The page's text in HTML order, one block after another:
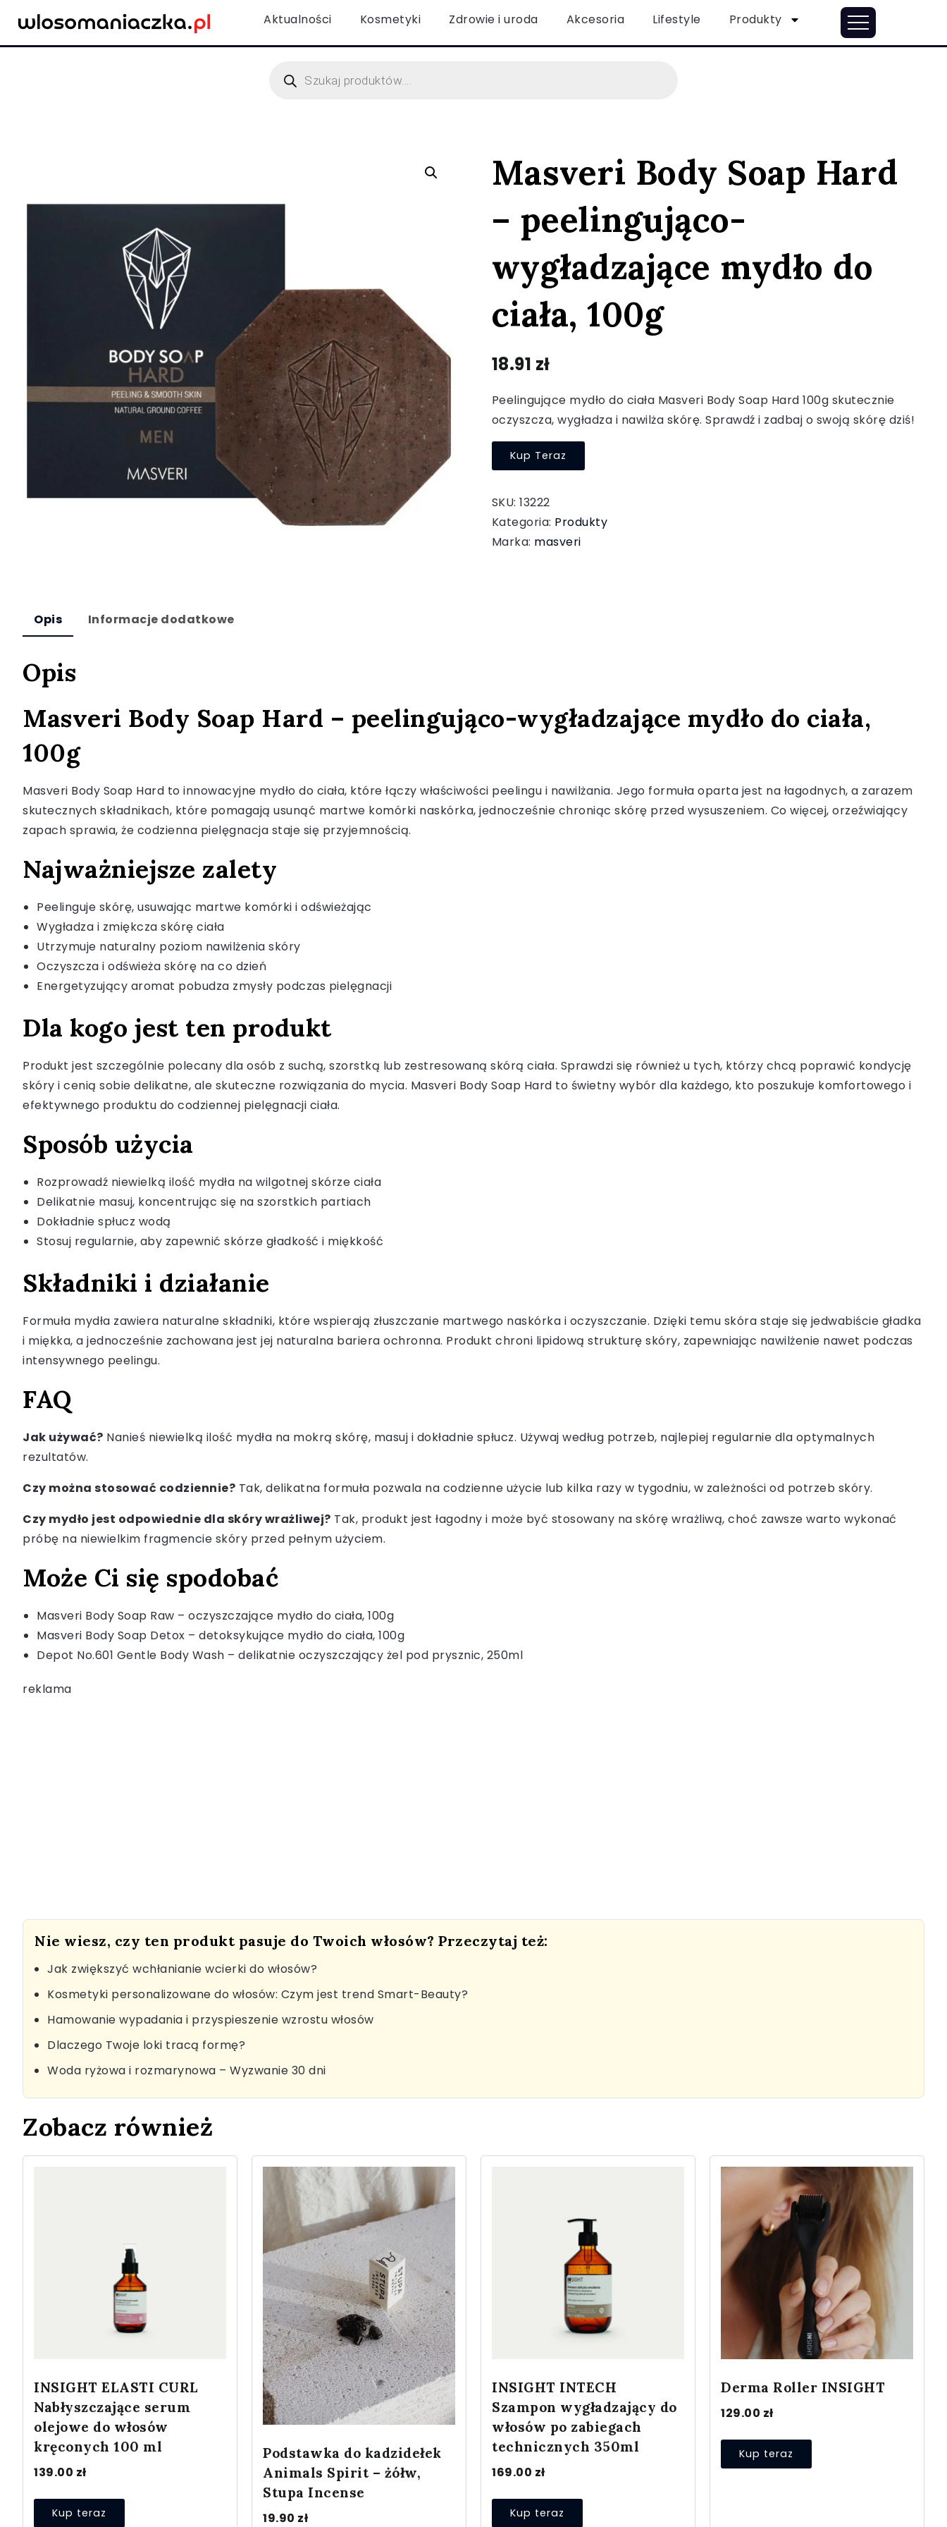
Aktualności Kosmetyki Zdrowie i uroda Akcesoria Lifestyle Produkty
Masveri Body Soap Hard
– peelingująco-
wygładzające mydło do
ciała, 100g
18.91 zł
Peelingujące mydło do ciała Masveri Body Soap Hard 100g skutecznie
oczyszcza, wygładza i nawilża skórę. Sprawdź i zadbaj o swoją skórę dziś!
Kup Teraz
SKU:13222
Kategoria: Produkty
Marka: masveri
Opis Informacje dodatkowe
Opis
Masveri Body Soap Hard – peelingująco-wygładzające mydło do ciała,
100g
Masveri Body Soap Hard to innowacyjne mydło do ciała, które łączy właściwości peelingu i nawilżania. Jego formuła oparta jest na łagodnych, a zarazem
skutecznych składnikach, które pomagają usunąć martwe komórki naskórka, jednocześnie chroniąc skórę przed wysuszeniem. Co więcej, orzeźwiający
zapach sprawia, że codzienna pielęgnacja staje się przyjemnością.
Najważniejsze zalety
Peelinguje skórę, usuwając martwe komórki i odświeżając
Wygładza i zmiękcza skórę ciała
Utrzymuje naturalny poziom nawilżenia skóry
Oczyszcza i odświeża skórę na co dzień
Energetyzujący aromat pobudza zmysły podczas pielęgnacji
Dla kogo jest ten produkt
Produkt jest szczególnie polecany dla osób z suchą, szorstką lub zestresowaną skórą ciała. Sprawdzi się również u tych, którzy chcą poprawić kondycję
skóry i cenią sobie delikatne, ale skuteczne rozwiązania do mycia. Masveri Body Soap Hard to świetny wybór dla każdego, kto poszukuje komfortowego i
efektywnego produktu do codziennej pielęgnacji ciała.
Sposób użycia
Rozprowadź niewielką ilość mydła na wilgotnej skórze ciała
Delikatnie masuj, koncentrując się na szorstkich partiach
Dokładnie spłucz wodą
Stosuj regularnie, aby zapewnić skórze gładkość i miękkość
Składniki i działanie
Formuła mydła zawiera naturalne składniki, które wspierają złuszczanie martwego naskórka i oczyszczanie. Dzięki temu skóra staje się jedwabiście gładka
i miękka, a jednocześnie zachowana jest jej naturalna bariera ochronna. Produkt chroni lipidową strukturę skóry, zapewniając nawilżenie nawet podczas
intensywnego peelingu.
FAQ
Jak używać? Nanieś niewielką ilość mydła na mokrą skórę, masuj i dokładnie spłucz. Używaj według potrzeb, najlepiej regularnie dla optymalnych
rezultatów.
Czy można stosować codziennie? Tak, delikatna formuła pozwala na codzienne użycie lub kilka razy w tygodniu, w zależności od potrzeb skóry.
Czy mydło jest odpowiednie dla skóry wrażliwej? Tak, produkt jest łagodny i może być stosowany na skórę wrażliwą, choć zawsze warto wykonać
próbę na niewielkim fragmencie skóry przed pełnym użyciem.
Może Ci się spodobać
Masveri Body Soap Raw – oczyszczające mydło do ciała, 100g
Masveri Body Soap Detox – detoksykujące mydło do ciała, 100g
Depot No.601 Gentle Body Wash – delikatnie oczyszczający żel pod prysznic, 250ml
reklama
Nie wiesz, czy ten produkt pasuje do Twoich włosów? Przeczytaj też:
Jak zwiększyć wchłanianie wcierki do włosów?
Kosmetyki personalizowane do włosów: Czym jest trend Smart-Beauty?
Hamowanie wypadania i przyspieszenie wzrostu włosów
Dlaczego Twoje loki tracą formę?
Woda ryżowa i rozmarynowa – Wyzwanie 30 dni
Zobacz również
INSIGHT ELASTI CURL
Nabłyszczające serum
olejowe do włosów
kręconych 100 ml
139.00 zł
Kup teraz
Podstawka do kadzidełek
Animals Spirit – żółw,
Stupa Incense
19.90 zł
INSIGHT INTECH
Szampon wygładzający do
włosów po zabiegach
technicznych 350ml
169.00 zł
Kup teraz
Derma Roller INSIGHT
129.00 zł
Kup teraz